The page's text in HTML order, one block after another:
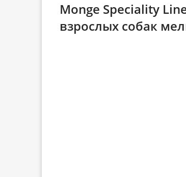
Monge Speciality
взрослых собак